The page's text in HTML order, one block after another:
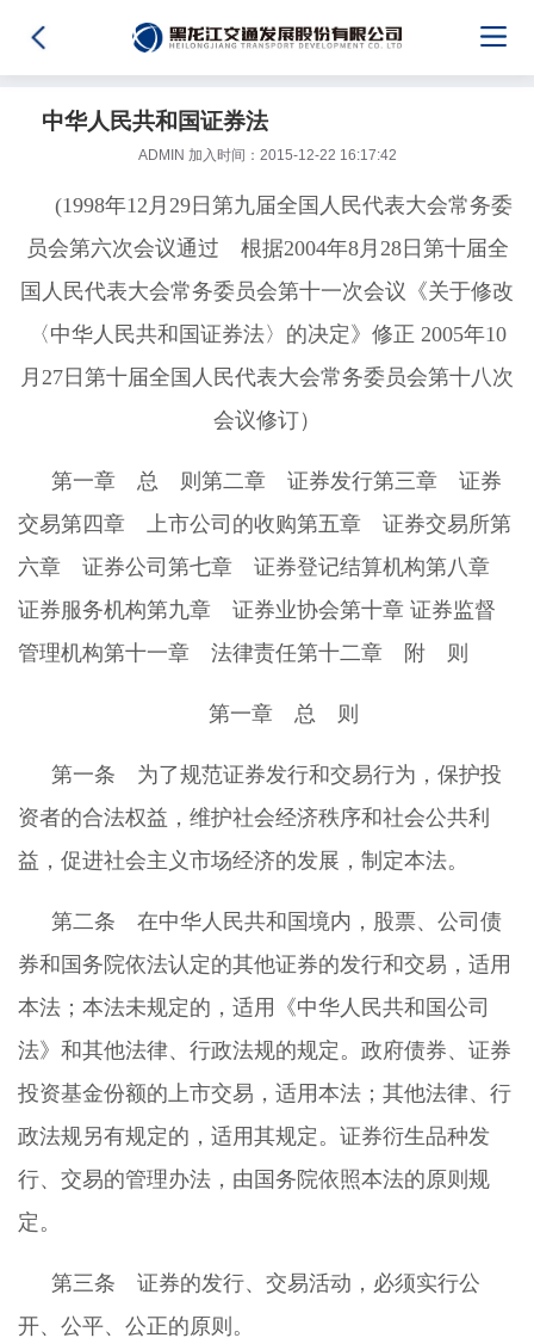
中华人民共和国证券法
ADMIN 加入时间：2015-12-22 16:17:42
(1998年12月29日第九届全国人民代表大会常务委
员会第六次会议通过 根据2004年8月28日第十届全
国人民代表大会常务委员会第十一次会议《关于修改
〈中华人民共和国证券法〉的决定》修正 2005年10
月27日第十届全国人民代表大会常务委员会第十八次
会议修订）
第一章 总 则第二章 证券发行第三章 证券
交易第四章 上市公司的收购第五章 证券交易所第
六章 证券公司第七章 证券登记结算机构第八章
证券服务机构第九章 证券业协会第十章 证券监督
管理机构第十一章 法律责任第十二章 附 则
第一章 总 则
第一条 为了规范证券发行和交易行为，保护投
资者的合法权益，维护社会经济秩序和社会公共利
益，促进社会主义市场经济的发展，制定本法。
第二条 在中华人民共和国境内，股票、公司债
券和国务院依法认定的其他证券的发行和交易，适用
本法；本法未规定的，适用《中华人民共和国公司
法》和其他法律、行政法规的规定。政府债券、证券
投资基金份额的上市交易，适用本法；其他法律、行
政法规另有规定的，适用其规定。证券衍生品种发
行、交易的管理办法，由国务院依照本法的原则规
定。
第三条 证券的发行、交易活动，必须实行公
开、公平、公正的原则。